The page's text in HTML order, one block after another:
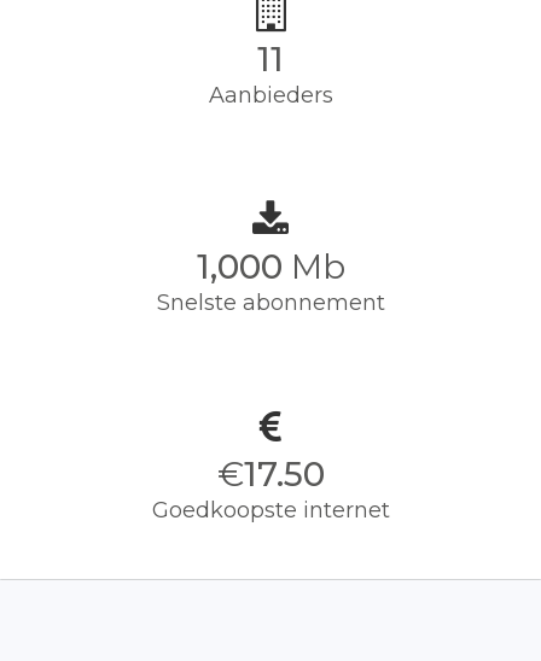
11
Aanbieders
1,000 Mb
Snelste abonnement
€17.50
Goedkoopste internet